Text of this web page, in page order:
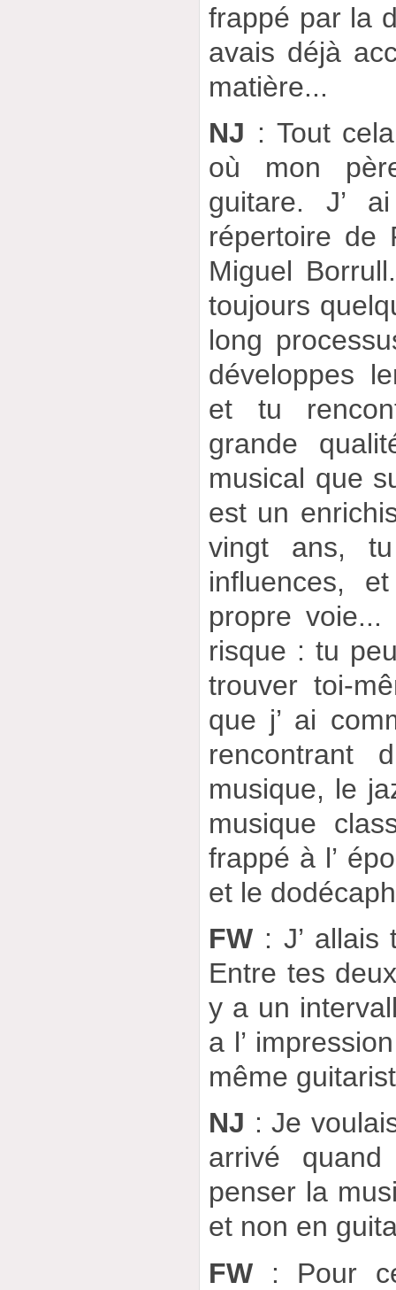
frappé par la
avais déjà
matière...
NJ : Tout
où mon
guitare. J’
répertoire de
Miguel
toujours
long
développes
et tu
grande
musical que
est un
vingt ans,
influences,
propre voie...
risque : tu
trouver toi-
que j’ ai
rencontrant
musique, le
musique
frappé à l’
et le
FW : J’
Entre tes
y a un
a l’
même
NJ : Je
arrivé
penser la
et non en
FW : Pour